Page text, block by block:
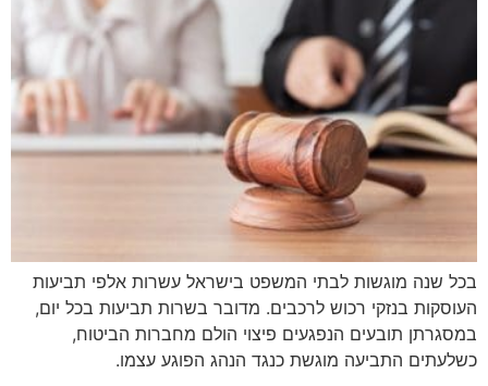
בכל שנה מוגשות לבתי המשפט בישראל עשרות אלפי תביעות
העוסקות בנזקי רכוש לרכבים. מדובר בשרות תביעות בכל יום,
במסגרתן תובעים הנפגעים פיצוי הולם מחברות הביטוח,
כשלעתים התביעה מוגשת כנגד הנהג הפוגע עצמו.